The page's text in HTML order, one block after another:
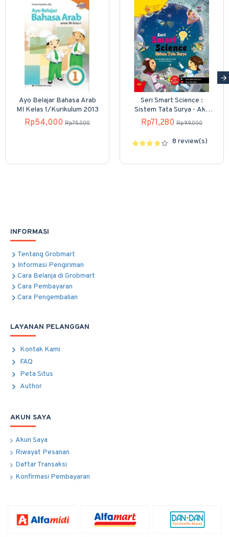
Ayo Belajar Bahasa Arab
MI Kelas 1/Kurikulum 2013
Rp54,000 Rp75,000
Seri Smart Science :
Sistem Tata Surya - Aku
Ingin Menjadi Penjelajah
Luar Angkasa
Rp71,280 Rp99,000
8 review(s)
INFORMASI
Tentang Grobmart
Informasi Pengiriman
Cara Belanja di Grobmart
Cara Pembayaran
Cara Pengembalian
LAYANAN PELANGGAN
Kontak Kami
FAQ
Peta Situs
Author
AKUN SAYA
Akun Saya
Riwayat Pesanan
Daftar Transaksi
Konfirmasi Pembayaran